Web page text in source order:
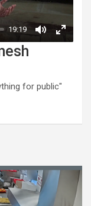
for public"